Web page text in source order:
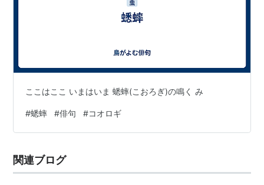
ここはここ いまはいま 蟋蟀(こおろぎ)の鳴く み
#蟋蟀 #俳句 #コオロギ
関連ブログ